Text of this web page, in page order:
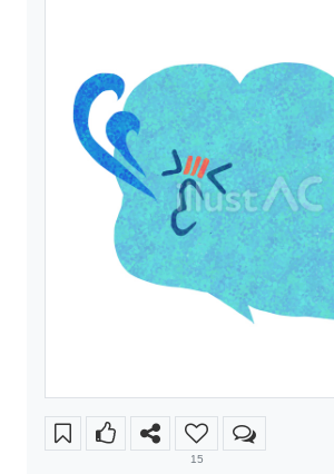
15